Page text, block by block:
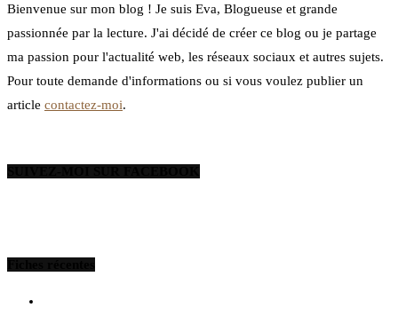
Bienvenue sur mon blog ! Je suis Eva, Blogueuse et grande
passionnée par la lecture. J'ai décidé de créer ce blog ou je partage
ma passion pour l'actualité web, les réseaux sociaux et autres sujets.
Pour toute demande d'informations ou si vous voulez publier un
article contactez-moi.